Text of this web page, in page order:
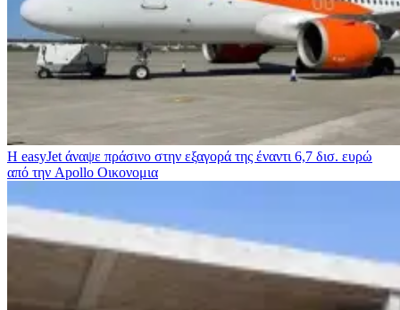
Η easyJet άναψε πράσινο στην εξαγορά της έναντι 6,7 δισ. ευρώ
από την Apollo Οικονομια